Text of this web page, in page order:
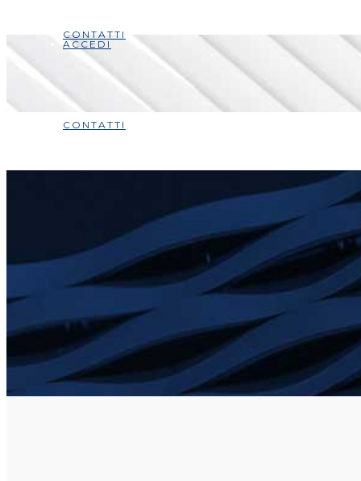
CONTATTI
ACCEDI
CONTATTI